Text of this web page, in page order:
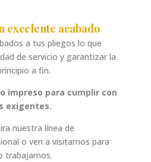
excelente acabado
a tus pliegos lo que
de servicio y garantizar la
a fin.
impreso para cumplir con
exigentes.
nuestra línea de
o ven a visitarnos para
trabajamos.